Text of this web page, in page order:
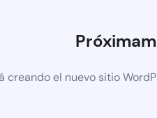
creando el nuevo sitio